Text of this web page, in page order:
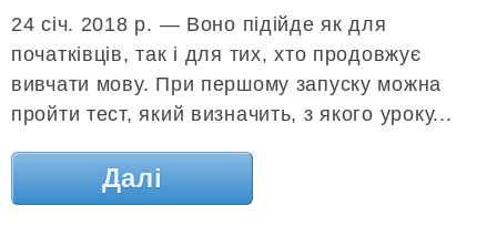
24 січ. 2018 р. — Воно підійде як для
початківців, так і для тих, хто продовжує
вивчати мову. При першому запуску можна
пройти тест, який визначить, з якого уроку...
Далі